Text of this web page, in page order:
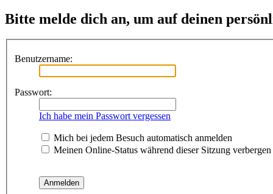
Bitte melde dich an, um auf deinen
Benutzername:
Passwort:
Ich habe mein Passwort vergessen
Mich bei jedem Besuch automatisch anmelden
Meinen Online-Status während dieser Sitzung verbergen